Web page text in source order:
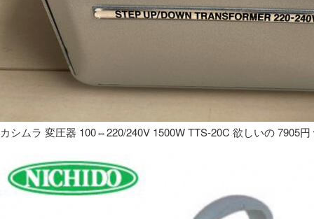
カシムラ 変圧器 100⇔220/240V 1500W TTS-20C 欲しいの 7905円